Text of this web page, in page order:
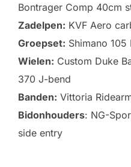
Bontrager Comp 40cm
Zadelpen: KVF Aero
Groepset: Shimano
Wielen: Custom Duke
370 J-bend
Banden: Vittoria
Bidonhouders: NG-
side entry